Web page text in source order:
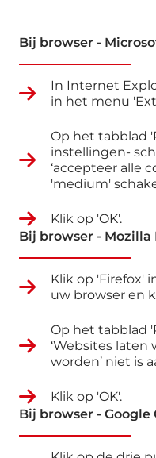
Bij browser -
In Internet
in het menu
Op het tabblad
instellingen-
‘accepteer alle
'medium'
Klik op 'OK'.
Bij browser - Mozilla
Klik op 'Firefox'
uw browser en
Op het tabblad
‘Websites
worden’ niet is
Klik op 'OK'.
Bij browser - Google